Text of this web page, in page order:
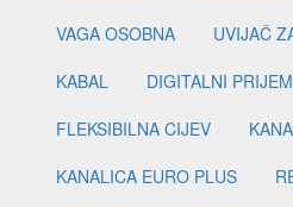
VAGA OSOBNA
UVIJAČ
KABAL
DIGITALNI
FLEKSIBILNA CIJEV
KANALICA EURO PLUS